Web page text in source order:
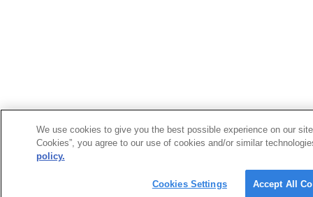
We use cookies to give you the best possible experience on our
Cookies”, you agree to our use of cookies and/or similar
policy.
Cookies Settings Accept All